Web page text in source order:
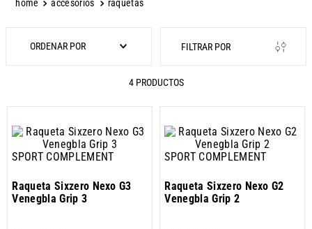
accesorios raquetas
ORDENAR POR
4 PRODUCTOS
SPORT COMPLEMENT
Raqueta Sixzero Nexo G3
Venegbla Grip 3
SPORT COMPLEMENT
Raqueta Sixzero Nexo G2
Venegbla Grip 2